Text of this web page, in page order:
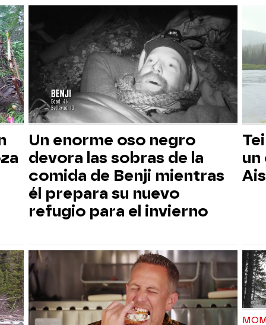
Un enorme oso negro
devora las sobras de la
comida de Benji mientras
él prepara su nuevo
refugio para el invierno
un